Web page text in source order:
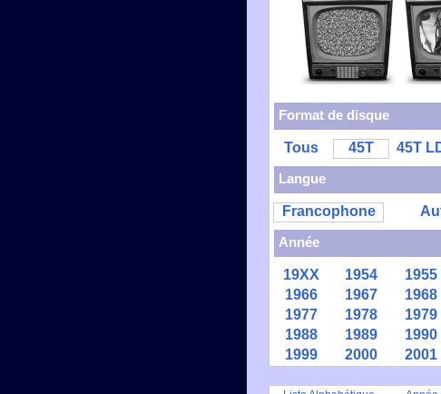
Format de disque
Tous 45T 45T
Langue
Francophone
Année
19XX 1954 1955
1966
1967 1968
1977
1978 1979
1988
1989 1990
1999
2000 2001